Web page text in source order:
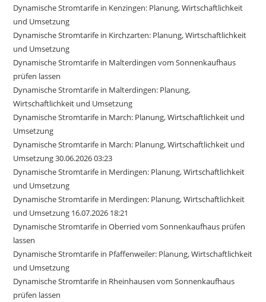
Dynamische Stromtarife in Kenzingen: Planung, Wirtschaftlichkeit
und Umsetzung
Dynamische Stromtarife in Kirchzarten: Planung, Wirtschaftlichkeit
und Umsetzung
Dynamische Stromtarife in Malterdingen vom Sonnenkaufhaus
prüfen lassen
Dynamische Stromtarife in Malterdingen: Planung,
Wirtschaftlichkeit und Umsetzung
Dynamische Stromtarife in March: Planung, Wirtschaftlichkeit und
Umsetzung
Dynamische Stromtarife in March: Planung, Wirtschaftlichkeit und
Umsetzung 30.06.2026 03:23
Dynamische Stromtarife in Merdingen: Planung, Wirtschaftlichkeit
und Umsetzung
Dynamische Stromtarife in Merdingen: Planung, Wirtschaftlichkeit
und Umsetzung 16.07.2026 18:21
Dynamische Stromtarife in Oberried vom Sonnenkaufhaus prüfen
lassen
Dynamische Stromtarife in Pfaffenweiler: Planung, Wirtschaftlichkeit
und Umsetzung
Dynamische Stromtarife in Rheinhausen vom Sonnenkaufhaus
prüfen lassen